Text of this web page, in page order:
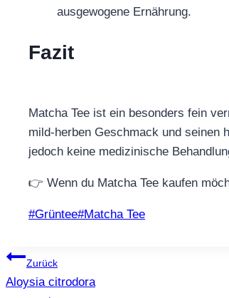
ausgewogene Ernährung.
Fazit
Matcha Tee ist ein besonders fein
mild-herben Geschmack und seinen
jedoch keine medizinische
👉 Wenn du Matcha Tee kaufen
Schlagworte:
#Grüntee#Matcha Tee
Beitragsnavigation
Zurück
Aloysia citrodora